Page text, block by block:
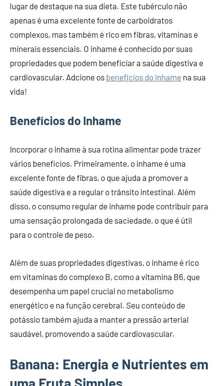
lugar de destaque na sua dieta. Este tubérculo não
apenas é uma excelente fonte de carboidratos
complexos, mas também é rico em fibras, vitaminas e
minerais essenciais. O inhame é conhecido por suas
propriedades que podem beneficiar a saúde digestiva e
cardiovascular. Adcione os benefícios do inhame na sua
vida!
Benefícios do Inhame
Incorporar o inhame à sua rotina alimentar pode trazer
vários benefícios. Primeiramente, o inhame é uma
excelente fonte de fibras, o que ajuda a promover a
saúde digestiva e a regular o trânsito intestinal. Além
disso, o consumo regular de inhame pode contribuir para
uma sensação prolongada de saciedade, o que é útil
para o controle de peso.
Além de suas propriedades digestivas, o inhame é rico
em vitaminas do complexo B, como a vitamina B6, que
desempenha um papel crucial no metabolismo
energético e na função cerebral. Seu conteúdo de
potássio também ajuda a manter a pressão arterial
saudável, promovendo a saúde cardiovascular.
Banana: Energia e Nutrientes em